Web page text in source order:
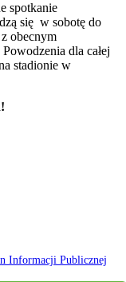
spotkanie
się w sobotę do
obecnym
dla całej
stadionie w
Informacji Publicznej